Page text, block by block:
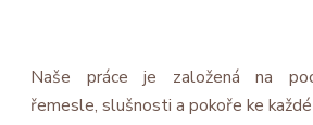
Naše práce je založená na
řemesle, slušnosti a pokoře ke každé